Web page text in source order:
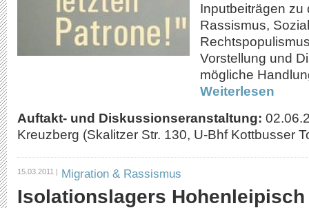
Inputbeiträgen zu
Rassismus,
Vorstellung und
mögliche
Weiterlesen
Auftakt- und Diskussionseranstaltung:
Kreuzberg (Skalitzer Str. 130, U-Bhf Kottbusser
15.03.2011 | Migration & Rassismus
Isolationslagers